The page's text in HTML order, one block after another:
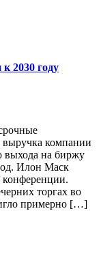
2030 году
компании
выхода на биржу
Илон Маск
торгах во
примерно […]